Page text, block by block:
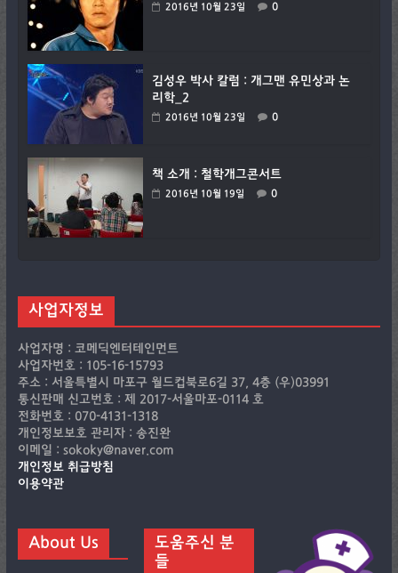
2016년 10월 23일 0
김성우 박사 칼럼 : 개그맨 유민상과 논
리학_2
2016년 10월 23일 0
책 소개 : 철학개그콘서트
2016년 10월 19일 0
사업자정보
사업자명 : 코메딕엔터테인먼트
사업자번호 : 105-16-15793
주소 : 서울특별시 마포구 월드컵북로6길 37, 4층 (우)03991
통신판매 신고번호 : 제 2017-서울마포-0114 호
전화번호 : 070-4131-1318
개인정보보호 관리자 : 송진완
이메일 : sokoky@naver.com
개인정보 취급방침
이용약관
About Us
도움주신 분
들